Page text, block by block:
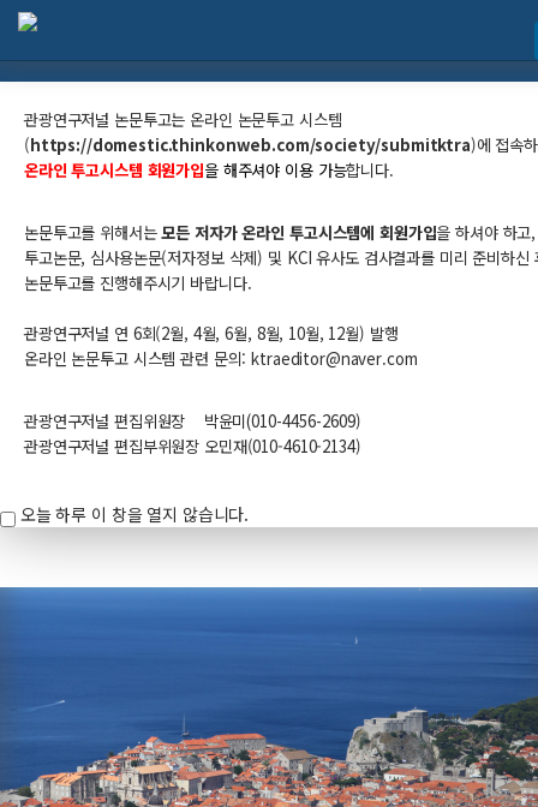
관광연구저널 논문투고 안내
관광연구저널 논문투고는 온라인 논문투고 시스템
(https://domestic.thinkonweb.com/society/submitktra​)에 접속
온라인 투고시스템 회원가입을 해주셔야 이용 가능합니다.
논문투고를 위해서는모든 저자가 온라인 투고시스템에 회원가입을 하셔야 하고,
투고논문, 심사용논문(저자정보 삭제) 및 KCI 유사도 검사결과를 미리 준비하신
논문투고를 진행해주시기 바랍니다.
관광연구저널 연 6회(2월, 4월, 6월, 8월, 10월, 12월) 발행
온라인 논문투고 시스템 관련 문의: ktraeditor@naver.com​
관광연구저널 편집위원장 박윤미(010-4456-2609)
관광연구저널 편집부위원장 오민재(010-4610-2134)
오늘 하루 이 창을 열지 않습니다.